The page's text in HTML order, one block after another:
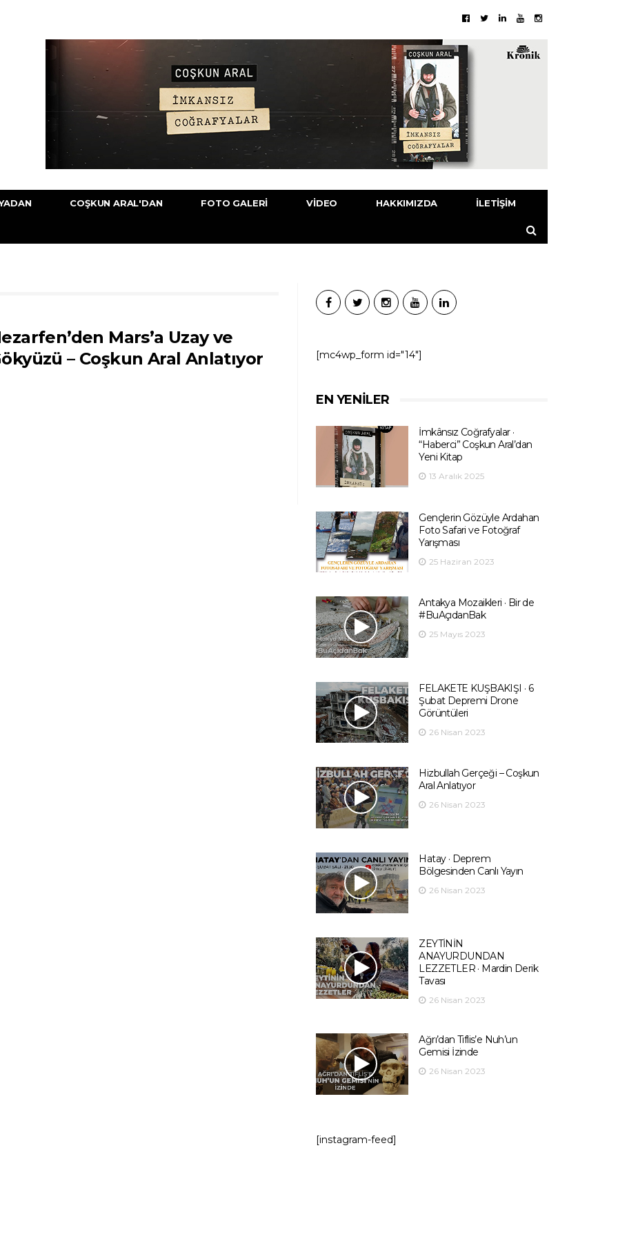
COŞKUN ARAL'DAN FOTO GALERI VIDEO HAKKIMIZDA İLETIŞIM
Mars’a Uzay ve
– Coşkun Aral Anlatıyor
[mc4wp_form id="14"]
EN YENILER
İmkânsız Coğrafyalar ·
“Haberci” Coşkun Aral’dan
Yeni Kitap
13 Aralık 2025
Gençlerin Gözüyle Ardahan
Foto Safari ve Fotoğraf
Yarışması
25 Haziran 2023
Antakya Mozaikleri · Bir de
#BuAçıdanBak
25 Mayıs 2023
FELAKETE KUŞBAKIŞI · 6
Şubat Depremi Drone
Görüntüleri
26 Nisan 2023
Hizbullah Gerçeği – Coşkun
Aral Anlatıyor
26 Nisan 2023
Hatay · Deprem
Bölgesinden Canlı Yayın
26 Nisan 2023
ZEYTİNİN
ANAYURDUNDAN
LEZZETLER · Mardin Derik
Tavası
26 Nisan 2023
Ağrı’dan Tiflis’e Nuh’un
Gemisi İzinde
26 Nisan 2023
[instagram-feed]